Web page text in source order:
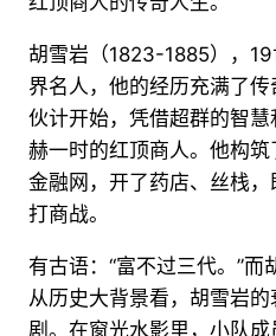
胡雪岩（1823-1885），
界名人，他的经历充满了
伙计开始，凭借超群的智
赫一时的红顶商人。他构
金融网，开了药店、丝栈
打商战。
有古语：“富不过三代。”而
从历史大背景看，胡雪岩
剧。在窗光水影里，小队